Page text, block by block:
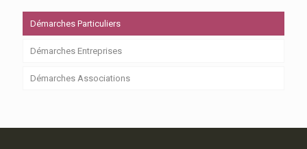
Démarches Particuliers
Démarches Entreprises
Démarches Associations